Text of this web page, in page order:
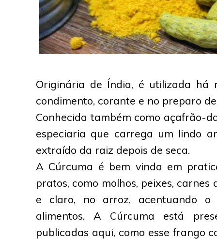
Originária de Índia, é utilizada há
condimento, corante e no preparo
Conhecida também como açafrão-
especiaria que carrega um lindo
extraído da raiz depois de seca.
A Cúrcuma é bem vinda em
pratos, como molhos, peixes,
e claro, no arroz, acentuando
alimentos. A Cúrcuma está
publicadas aqui, como esse frango